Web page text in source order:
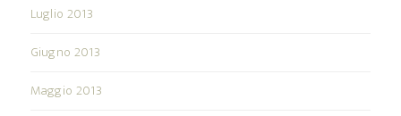
Luglio 2013
Giugno 2013
Maggio 2013